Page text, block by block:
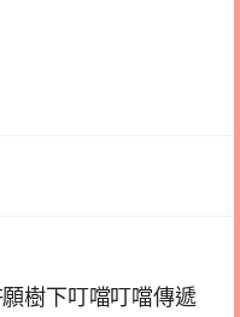
樹下叮噹叮噹傳遞